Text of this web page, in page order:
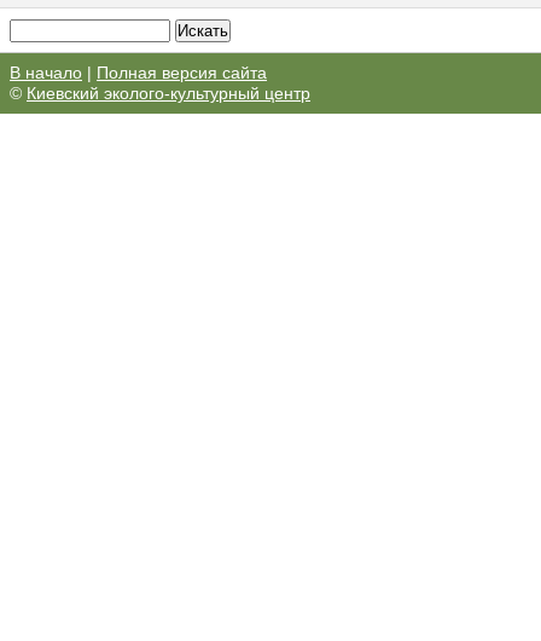
В начало | Полная версия сайта
© Киевский эколого-культурный центр